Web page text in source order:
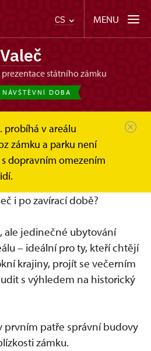
CS MENU
Valeč
prezentace státního zámku
DOBA
probíhá v areálu
zámku a parku není
dopravním omezením
pronájmy Ubytování
zámku ve Valči
i po zavírací době?
ale jedinečné ubytování
– ideální pro ty, kteří chtějí
krajiny, projít se večerním
s výhledem na historický
prvním patře správní budovy
zámku.